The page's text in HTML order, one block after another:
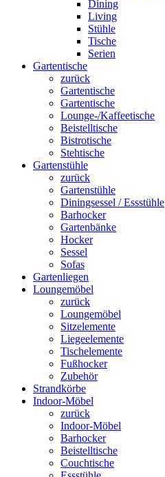
Dining
Living
Stühle
Tische
Serien
Gartentische
zurück
Gartentische
Gartentische
Lounge-/Kaffeetische
Beistelltische
Bistrotische
Stehtische
Gartenstühle
zurück
Gartenstühle
Diningsessel / Essstühle
Barhocker
Gartenbänke
Hocker
Sessel
Sofas
Gartenliegen
Loungemöbel
zurück
Loungemöbel
Sitzelemente
Liegeelemente
Tischelemente
Fußhocker
Zubehör
Strandkörbe
Indoor-Möbel
zurück
Indoor-Möbel
Barhocker
Beistelltische
Couchtische